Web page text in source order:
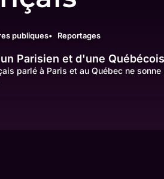
publiques Reportages
Parisien et d'une
parlé à Paris et au Québec ne sonne